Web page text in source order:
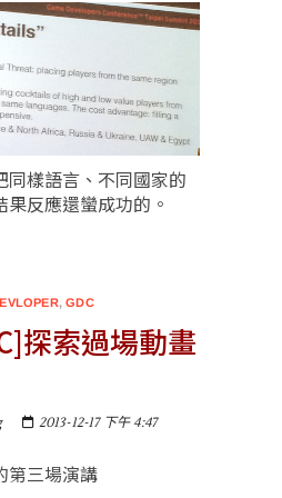
同樣語言、不同國家的
反應還蠻成功的。
,GDC
探索過場動畫
2013-12-17 下午 4:47
第三場演講